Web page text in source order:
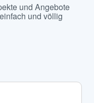
und Angebote
und völlig